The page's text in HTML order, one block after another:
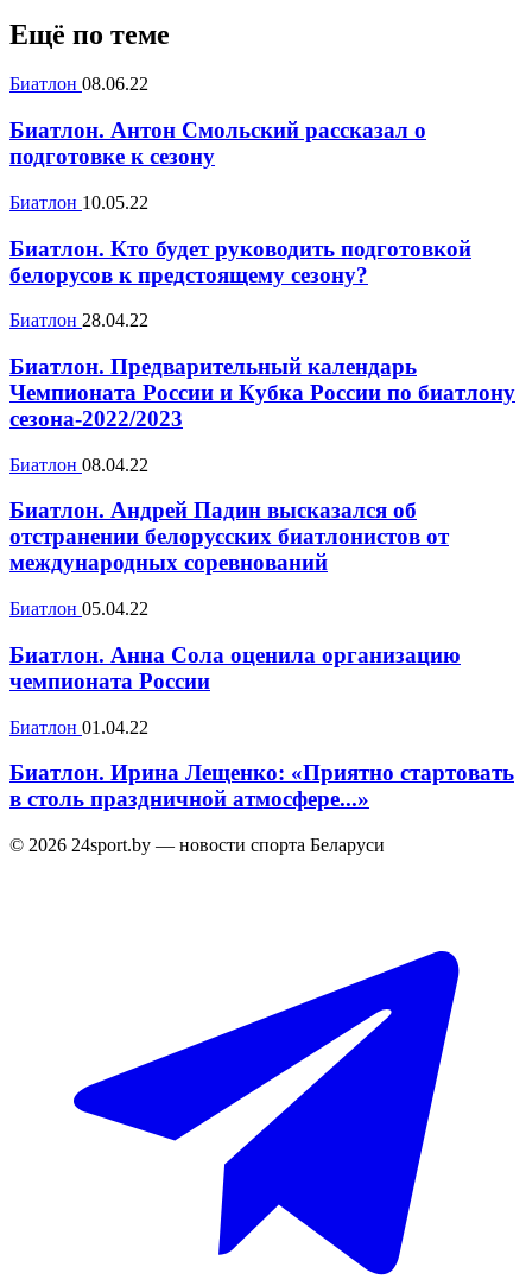
Ещё по теме
Биатлон 08.06.22
Биатлон. Антон Смольский рассказал о
подготовке к сезону
Биатлон 10.05.22
Биатлон. Кто будет руководить подготовкой
белорусов к предстоящему сезону?
Биатлон 28.04.22
Биатлон. Предварительный календарь
Чемпионата России и Кубка России по биатлону
сезона-2022/2023
Биатлон 08.04.22
Биатлон. Андрей Падин высказался об
отстранении белорусских биатлонистов от
международных соревнований
Биатлон 05.04.22
Биатлон. Анна Сола оценила организацию
чемпионата России
Биатлон 01.04.22
Биатлон. Ирина Лещенко: «Приятно стартовать
в столь праздничной атмосфере...»
© 2026 24sport.by — новости спорта Беларуси